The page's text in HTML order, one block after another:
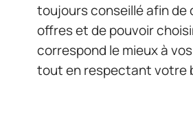
toujours conseillé afin de
offres et de pouvoir
correspond le mieux à
tout en respectant votre